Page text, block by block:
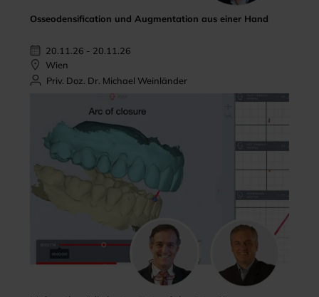
Osseodensification und Augmentation aus einer Hand
20.11.26 - 20.11.26
Wien
Priv. Doz. Dr. Michael Weinländer